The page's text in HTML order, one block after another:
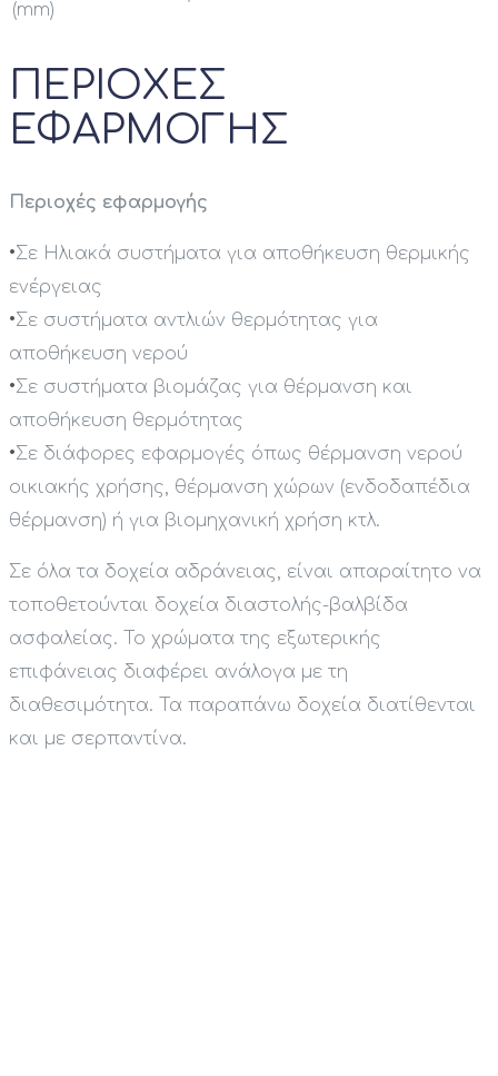
(mm)
ΠΕΡΙΟΧΕΣ
ΕΦΑΡΜΟΓΗΣ
Περιοχές εφαρμογής
•Σε Ηλιακά συστήματα για αποθήκευση θερμικής
ενέργειας
•Σε συστήματα αντλιών θερμότητας για
αποθήκευση νερού
•Σε συστήματα βιομάζας για θέρμανση και
αποθήκευση θερμότητας
•Σε διάφορες εφαρμογές όπως θέρμανση νερού
οικιακής χρήσης, θέρμανση χώρων (ενδοδαπέδια
θέρμανση) ή για βιομηχανική χρήση κτλ.
Σε όλα τα δοχεία αδράνειας, είναι απαραίτητο να
τοποθετούνται δοχεία διαστολής-βαλβίδα
ασφαλείας. Το χρώματα της εξωτερικής
επιφάνειας διαφέρει ανάλογα με τη
διαθεσιμότητα. Τα παραπάνω δοχεία διατίθενται
και με σερπαντίνα.